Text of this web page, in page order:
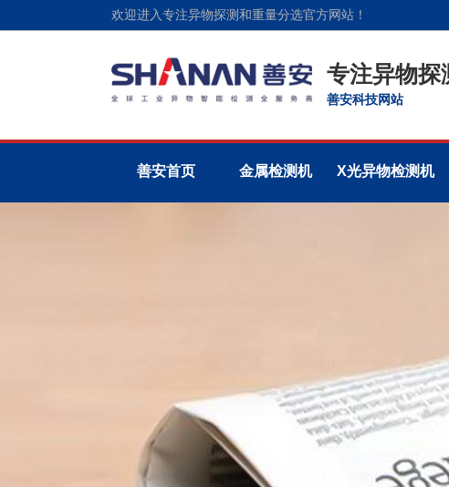
欢迎进入专注异物探测和重量分选官方网站！
专注异物探
善安科技网站
善安首页 金属检测机 X光异物检测机